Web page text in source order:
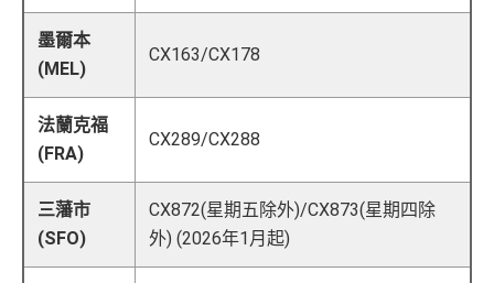
墨爾本
(MEL)
CX163/CX178
法蘭克福
(FRA)
CX289/CX288
三藩市
(SFO)
CX872(星期五除外)/CX873(星期四除
外) (2026年1月起)